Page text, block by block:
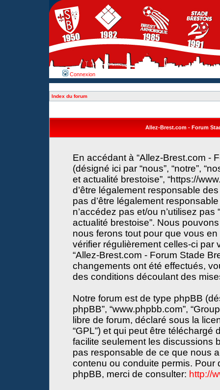
Connexion
Index du forum
Allez-Brest.com - Forum
En accédant à “Allez-Brest.com -
(désigné ici par “nous”, “notre”,
et actualité brestoise”, “https://
d’être légalement responsable
pas d’être légalement
n’accédez pas et/ou n’utilisez
actualité brestoise”. Nous
nous ferons tout pour que vous
vérifier régulièrement celles-ci par
“Allez-Brest.com - Forum Stade
changements ont été effectués,
des conditions découlant des
Notre forum est de type phpBB
phpBB”, “www.phpbb.com”,
libre de forum, déclaré sous la
“GPL”) et qui peut être téléchargé
facilite seulement les discussions
pas responsable de ce que nous
contenu ou conduite permis. Pour
phpBB, merci de consulter: http://